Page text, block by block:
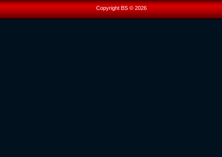
Copyright BS © 2026